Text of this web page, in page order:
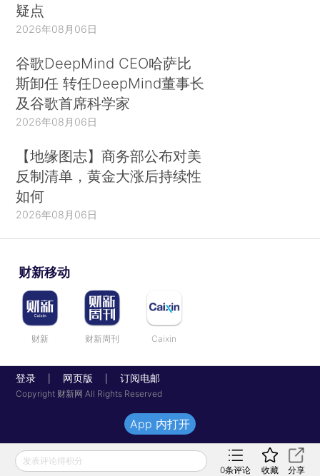
疑点
2026年08月06日
谷歌DeepMind CEO哈萨比
斯卸任 转任DeepMind董事长
及谷歌首席科学家
2026年08月06日
【地缘图志】商务部公布对美
反制清单，黄金大涨后持续性
如何
2026年08月06日
财新移动
财新 财新周刊 Caixin
登录 网页版 订阅电邮
Copyright 财新网 All Rights Reserved
发表评论得积分
0条评论 收藏 分享
App 内打开